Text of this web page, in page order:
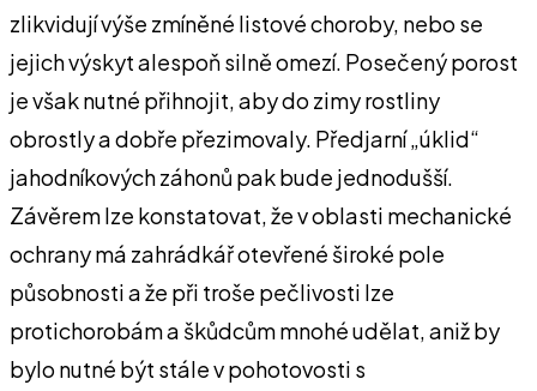
zlikvidují výše zmíněné listové choroby, nebo se
jejich výskyt alespoň silně omezí. Posečený porost
je však nutné přihnojit, aby do zimy rostliny
obrostly a dobře přezimovaly. Předjarní „úklid“
jahodníkových záhonů pak bude jednodušší.
Závěrem lze konstatovat, že v oblasti mechanické
ochrany má zahrádkář otevřené široké pole
působnosti a že při troše pečlivosti lze
protichorobám a škůdcům mnohé udělat, aniž by
bylo nutné být stále v pohotovosti s